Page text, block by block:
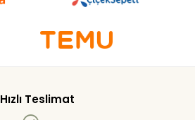
Hızlı Teslimat